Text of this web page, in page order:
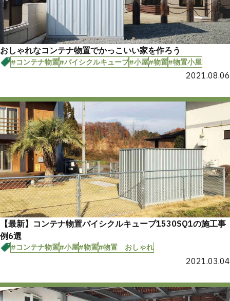
おしゃれなコンテナ物置でかっこいい家を作ろう
#コンテナ物置#バイシクルキューブ#小屋#物置#物置小屋
2021.08.06
【最新】コンテナ物置バイシクルキューブ1530SQ1の施工事
例6選
#コンテナ物置#小屋#物置#物置 おしゃれ
2021.03.04